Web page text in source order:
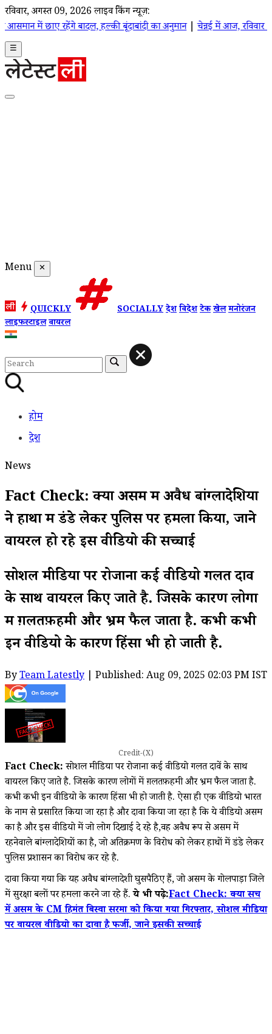
रविवार, अगस्त 09, 2026 लाइव ब्रेकिंग न्यूज़:
बादल, हल्की बूंदाबांदी का अनुमान|चेन्नई में आज, रविवार 9 अगस्त 2026
☰
Menu ✕
QUICKLY SOCIALLYदेशविदेशटेकखेलमनोरंजन
लाइफस्टाइलवायरल
होम
देश
News
Fact Check: क्या असम में अवैध बांग्लादेशियों
ने हाथों में डंडे लेकर पुलिस पर हमला किया, जाने
वायरल हो रहे इस वीडियो की सच्चाई
सोशल मीडिया पर रोजाना कई वीडियो गलत दावें
के साथ वायरल किए जाते है. जिसके कारण लोगों
में ग़लतफ़हमी और भ्रम फैल जाता है. कभी कभी
इन वीडियो के कारण हिंसा भी हो जाती है.
ByTeam Latestly | Published: Aug 09, 2025 02:03 PM IST
Credit-(X)
Fact Check:सोशल मीडिया पर रोजाना कई वीडियो गलत दावें के साथ
वायरल किए जाते है. जिसके कारण लोगों में ग़लतफ़हमी और भ्रम फैल जाता है.
कभी कभी इन वीडियो के कारण हिंसा भी हो जाती है. ऐसा ही एक वीडियो भारत
के नाम से प्रसारित किया जा रहा है और दावा किया जा रहा है कि ये वीडियो असम
का है और इस वीडियो में जो लोग दिखाई दे रहे है,वह अवैध रूप से असम में
रहनेवाले बांग्लादेशियों का है, जो अतिक्रमण के विरोध को लेकर हाथों में डंडे लेकर
पुलिस प्रशासन का विरोध कर रहे है.
दावा किया गया कि यह अवैध बांग्लादेशी घुसपैठिए हैं, जो असम के गोलपाड़ा जिले
में सुरक्षा बलों पर हमला करने जा रहे हैं.ये भी पढ़े:Fact Check: क्या सच
में असम के CM हिमंत बिस्वा सरमा को किया गया गिरफ्तार, सोशल मीडिया
पर वायरल वीडियो का दावा है फर्जी, जाने इसकी सच्चाई